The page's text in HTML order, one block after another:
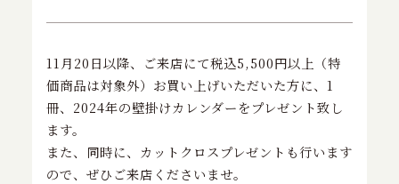
ギャラリー
海外の方へ
To overseas customers
プライバシーポリシー
11 月20日以降、ご来店にて税込5,500円以上（特
価商品は対象外）お買い上げいただいた方に、 1
冊、 2024年の壁掛けカレンダーをプレゼント致し
ます。
また、同時に、カットクロスプレゼントも行います
ので、ぜひご来店くださいませ。